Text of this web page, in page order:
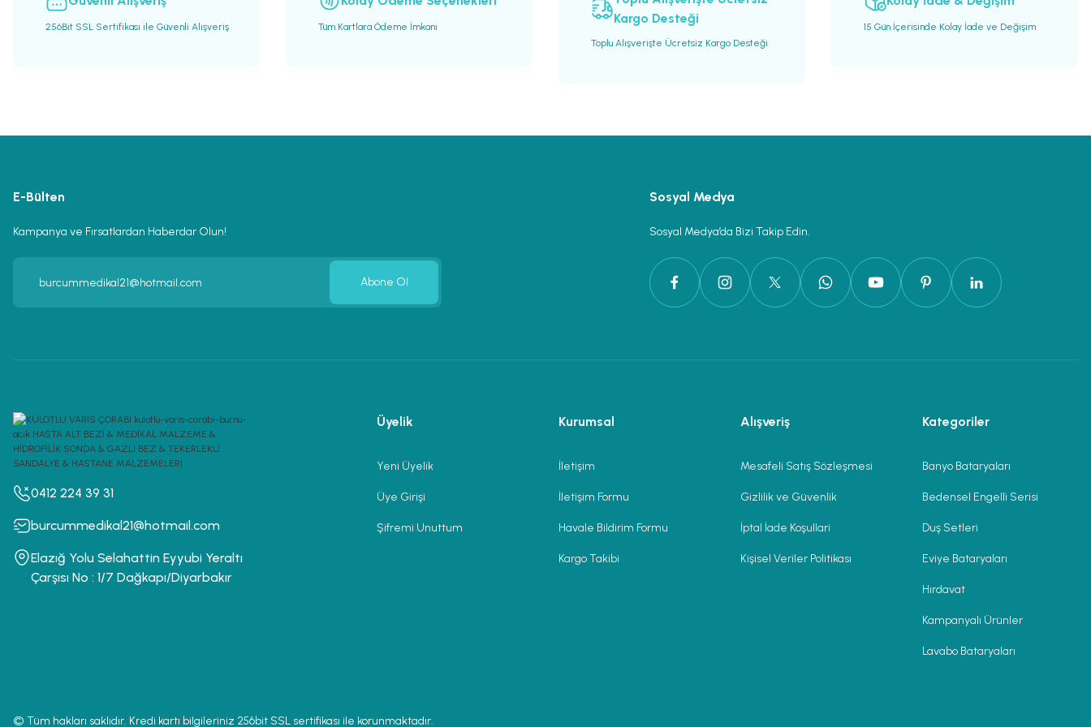
256Bit SSL Sertifikası ile Güvenli Alışveriş Tüm Kartlara Ödeme İmkanı
Kargo Desteği
Toplu Alışverişte Ücretsiz Kargo Desteği
15 Gün İçerisinde Kolay İade ve Değişim
E-Bülten
Kampanya ve Fırsatlardan Haberdar Olun!
Abone Ol
Sosyal Medya
Sosyal Medya’da Bizi Takip Edin.
0412 224 39 31
burcummedikal21@hotmail.com
Elazığ Yolu Selahattin Eyyubi Yeraltı
Çarşısı No : 1/7 Dağkapı/Diyarbakır
Üyelik
Yeni Üyelik
Üye Girişi
Şifremi Unuttum
Kurumsal
İletişim
İletişim Formu
Havale Bildirim Formu
Kargo Takibi
Alışveriş
Mesafeli Satış Sözleşmesi
Gizlilik ve Güvenlik
İptal İade Koşullari
Kişisel Veriler Politikası
Kategoriler
Banyo Bataryaları
Bedensel Engelli Serisi
Duş Setleri
Eviye Bataryaları
Hırdavat
Kampanyalı Ürünler
Lavabo Bataryaları
© Tüm hakları saklıdır. Kredi kartı bilgileriniz 256bit SSL sertifikası ile korunmaktadır.